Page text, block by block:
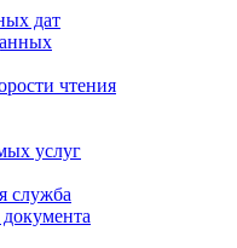
дат
чтения
услуг
служба